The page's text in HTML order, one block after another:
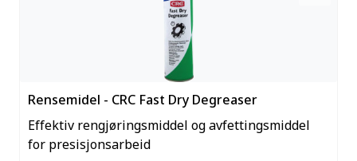
Rensemidel - CRC Fast Dry Degreaser
Effektiv rengjøringsmiddel og avfettingsmiddel
for presisjonsarbeid